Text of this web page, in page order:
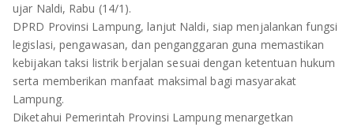
ujar Naldi, Rabu (14/1).
DPRD Provinsi Lampung, lanjut Naldi, siap menjalankan fungsi
legislasi, pengawasan, dan penganggaran guna memastikan
kebijakan taksi listrik berjalan sesuai dengan ketentuan hukum
serta memberikan manfaat maksimal bagi masyarakat
Lampung.
Diketahui Pemerintah Provinsi Lampung menargetkan